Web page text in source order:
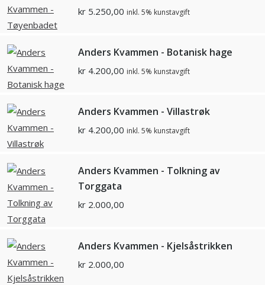
kr 5.250,00 inkl. 5% kunstavgift
Anders Kvammen - Botanisk hage
kr 4.200,00 inkl. 5% kunstavgift
Anders Kvammen - Villastrøk
kr 4.200,00 inkl. 5% kunstavgift
Anders Kvammen - Tolkning av
Torggata
kr 2.000,00
Anders Kvammen - Kjelsåstrikken
kr 2.000,00